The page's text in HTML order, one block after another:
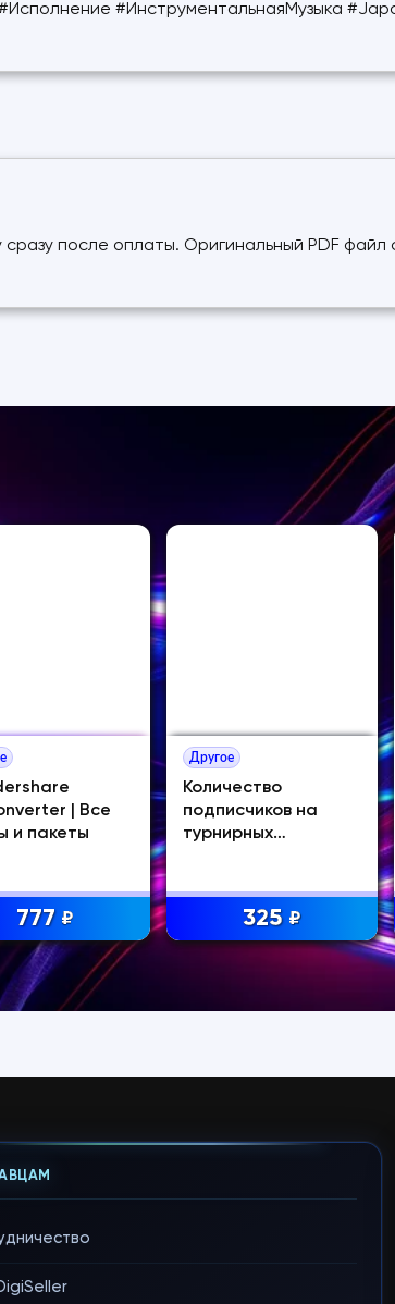
#ИнструментальнаяМузыка
после оплаты. Оригинальный PDF
| Все
и пакеты
777 ₽
Другое
Количество
подписчиков на
турнирных
325 ₽